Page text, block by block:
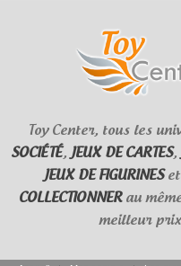
Toy Center, tous les
SOCIÉTÉ, JEUX DE CARTES,
JEUX DE FIGURINESet
COLLECTIONNERau
meilleur